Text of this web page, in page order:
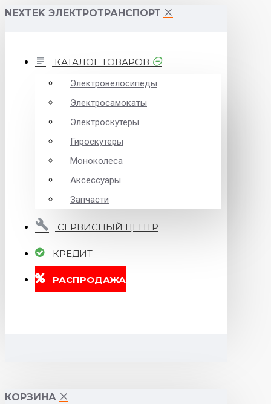
NEXTEK ЭЛЕКТРОТРАНСПОРТ
КАТАЛОГ ТОВАРОВ
Электровелосипеды
Электросамокаты
Электроскутеры
Гироскутеры
Моноколеса
Аксессуары
Запчасти
СЕРВИСНЫЙ ЦЕНТР
КРЕДИТ
РАСПРОДАЖА
КОРЗИНА